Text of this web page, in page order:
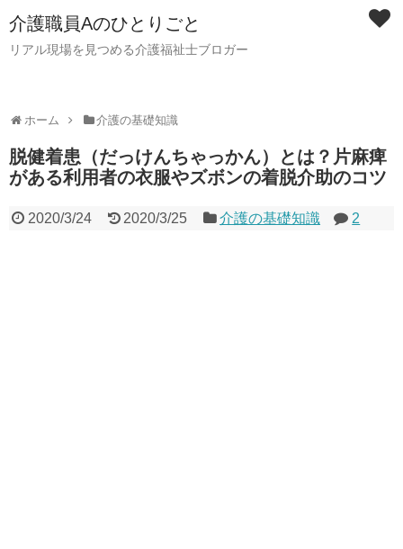
介護職員Aのひとりごと
リアル現場を見つめる介護福祉士ブロガー
ホーム 介護の基礎知識
脱健着患（だっけんちゃっかん）とは？片麻痺
がある利用者の衣服やズボンの着脱介助のコツ
2020/3/24 2020/3/25 介護の基礎知識 2